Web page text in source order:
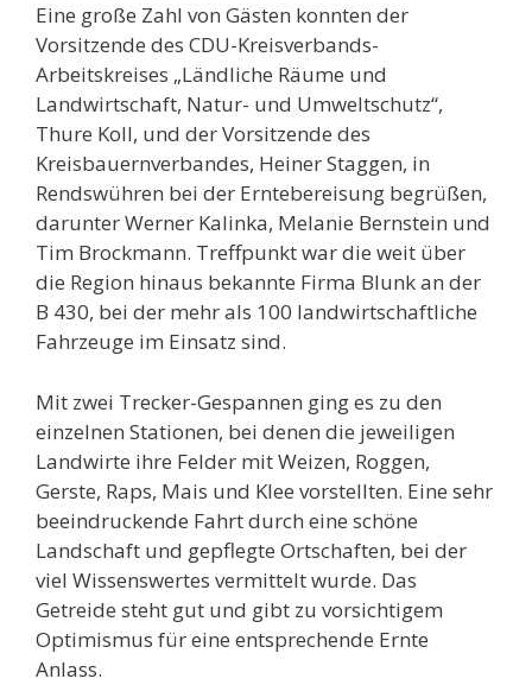
Eine große Zahl von Gästen konnten der
Vorsitzende des CDU-Kreisverbands-
Arbeitskreises „Ländliche Räume und
Landwirtschaft, Natur- und Umweltschutz“,
Thure Koll, und der Vorsitzende des
Kreisbauernverbandes, Heiner Staggen, in
Rendswühren bei der Erntebereisung begrüßen,
darunter Werner Kalinka, Melanie Bernstein und
Tim Brockmann. Treffpunkt war die weit über
die Region hinaus bekannte Firma Blunk an der
B 430, bei der mehr als 100 landwirtschaftliche
Fahrzeuge im Einsatz sind.
Mit zwei Trecker-Gespannen ging es zu den
einzelnen Stationen, bei denen die jeweiligen
Landwirte ihre Felder mit Weizen, Roggen,
Gerste, Raps, Mais und Klee vorstellten. Eine sehr
beeindruckende Fahrt durch eine schöne
Landschaft und gepflegte Ortschaften, bei der
viel Wissenswertes vermittelt wurde. Das
Getreide steht gut und gibt zu vorsichtigem
Optimismus für eine entsprechende Ernte
Anlass.